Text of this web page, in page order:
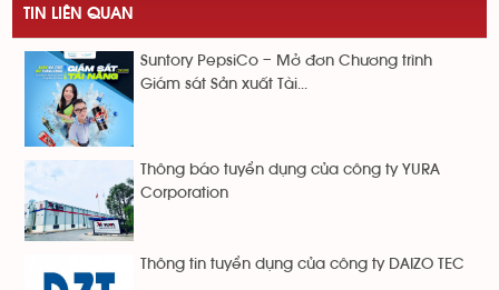
TIN LIÊN QUAN
Suntory PepsiCo – Mở đơn Chương trình
Giám sát Sản xuất Tài...
Thông báo tuyển dụng của công ty YURA
Corporation
Thông tin tuyển dụng của công ty DAIZO TEC